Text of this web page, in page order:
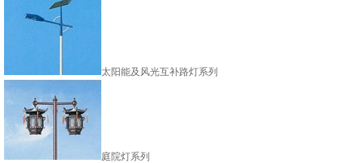
太阳能及风光互补路灯系列
庭院灯系列